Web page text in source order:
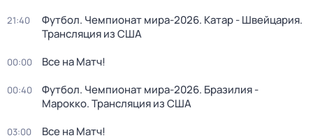
21:40
Футбол. Чемпионат мира-2026. Катар - Швейцария.
Трансляция из США
00:00 Все на Матч!
00:40
Футбол. Чемпионат мира-2026. Бразилия -
Марокко. Трансляция из США
03:00 Все на Матч!